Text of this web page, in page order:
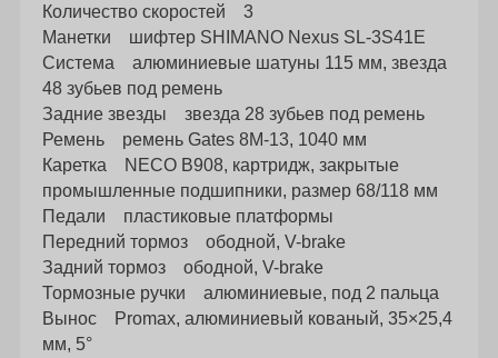
Количество скоростей 3
Манетки шифтер SHIMANO Nexus SL-3S41E
Система алюминиевые шатуны 115 мм, звезда
48 зубьев под ремень
Задние звезды звезда 28 зубьев под ремень
Ремень ремень Gates 8M-13, 1040 мм
Каретка NECO B908, картридж, закрытые
промышленные подшипники, размер 68/118 мм
Педали пластиковые платформы
Передний тормоз ободной, V-brake
Задний тормоз ободной, V-brake
Тормозные ручки алюминиевые, под 2 пальца
Вынос Promax, алюминиевый кованый, 35×25,4
мм, 5°